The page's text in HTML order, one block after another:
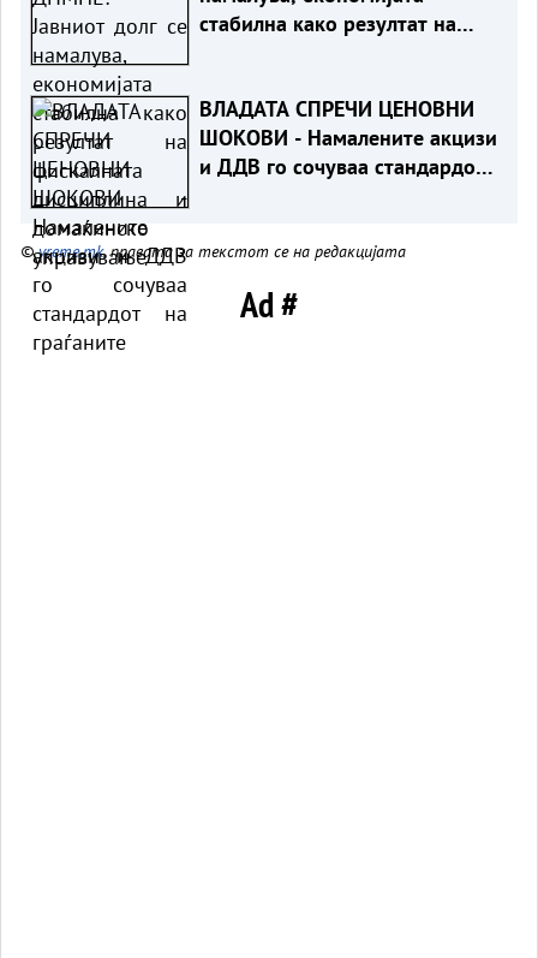
стабилна како резултат на
ВЛАДАТА СПРЕЧИ ЦЕНОВНИ
ШОКОВИ - Намалените акцизи
и ДДВ го сочуваа стандардот
©vreme.mk, правата за текстот се на редакцијата
Ad #